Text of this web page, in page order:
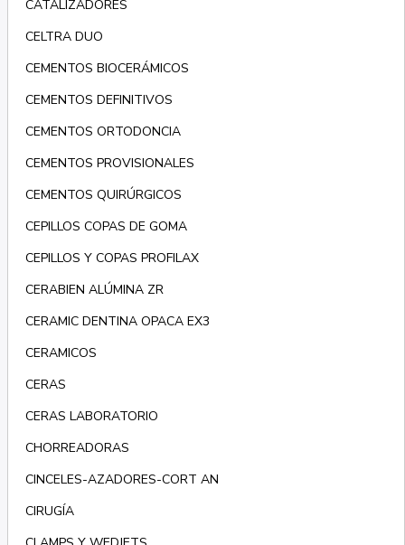
CATALIZADORES
CELTRA DUO
CEMENTOS BIOCERÁMICOS
CEMENTOS DEFINITIVOS
CEMENTOS ORTODONCIA
CEMENTOS PROVISIONALES
CEMENTOS QUIRÚRGICOS
CEPILLOS COPAS DE GOMA
CEPILLOS Y COPAS PROFILAX
CERABIEN ALÚMINA ZR
CERAMIC DENTINA OPACA EX3
CERAMICOS
CERAS
CERAS LABORATORIO
CHORREADORAS
CINCELES-AZADORES-CORT AN
CIRUGÍA